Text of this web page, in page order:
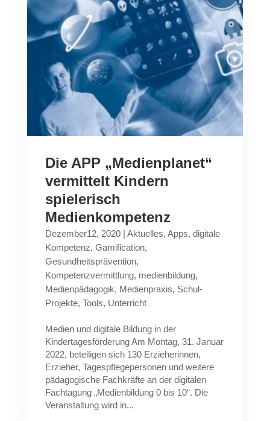
Die APP „Medienplanet“
vermittelt Kindern
spielerisch
Medienkompetenz
Dezember12, 2020| Aktuelles, Apps, digitale
Kompetenz, Gamification,
Gesundheitsprävention,
Kompetenzvermittlung, medienbildung,
Medienpädagogik, Medienpraxis, Schul-
Projekte, Tools, Unterricht
Medien und digitale Bildung in der
Kindertagesförderung Am Montag, 31. Januar
2022, beteiligen sich 130 Erzieherinnen,
Erzieher, Tagespflegepersonen und weitere
pädagogische Fachkräfte an der digitalen
Fachtagung „Medienbildung 0 bis 10“. Die
Veranstaltung wird in...